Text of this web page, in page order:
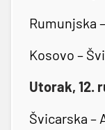
Rumunjska
Kosovo –
Utorak, 12.
Švicarska –